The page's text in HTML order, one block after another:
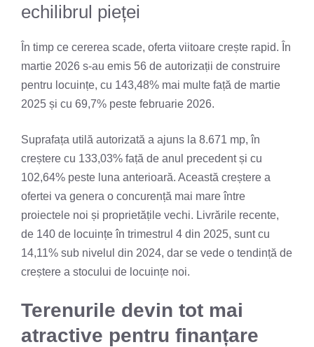
echilibrul pieței
În timp ce cererea scade, oferta viitoare crește rapid. În
martie 2026 s-au emis 56 de autorizații de construire
pentru locuințe, cu 143,48% mai multe față de martie
2025 și cu 69,7% peste februarie 2026.
Suprafața utilă autorizată a ajuns la 8.671 mp, în
creștere cu 133,03% față de anul precedent și cu
102,64% peste luna anterioară. Această creștere a
ofertei va genera o concurență mai mare între
proiectele noi și proprietățile vechi. Livrările recente,
de 140 de locuințe în trimestrul 4 din 2025, sunt cu
14,11% sub nivelul din 2024, dar se vede o tendință de
creștere a stocului de locuințe noi.
Terenurile devin tot mai
atractive pentru finanțare